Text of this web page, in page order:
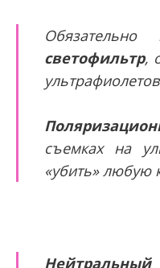
светофильтр,
съемках на
«убить» любую
Нейтральный